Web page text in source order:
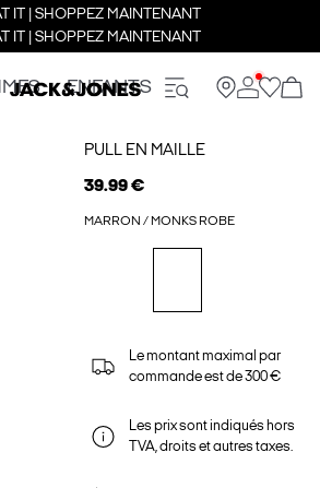
IT | SHOPPEZ MAINTENANT
IT | SHOPPEZ MAINTENANT
ENFANTS
PULL EN MAILLE
39.99 €
MARRON / MONKS ROBE
Le montant maximal par
commande est de 300 €
Les prix sont indiqués hors
TVA, droits et autres taxes.